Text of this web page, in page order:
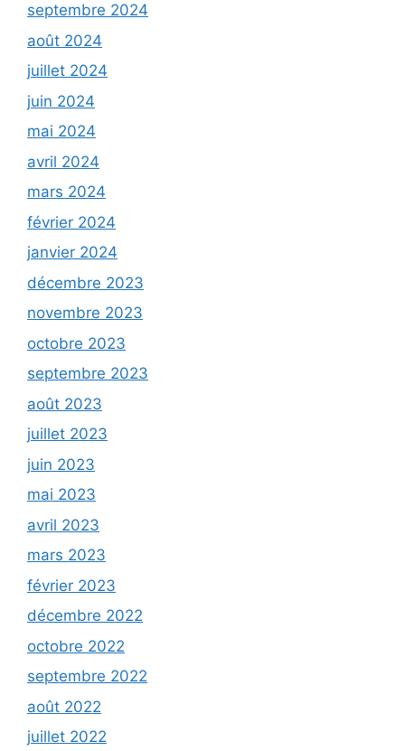
septembre 2024
août 2024
juillet 2024
juin 2024
mai 2024
avril 2024
mars 2024
février 2024
janvier 2024
décembre 2023
novembre 2023
octobre 2023
septembre 2023
août 2023
juillet 2023
juin 2023
mai 2023
avril 2023
mars 2023
février 2023
décembre 2022
octobre 2022
septembre 2022
août 2022
juillet 2022